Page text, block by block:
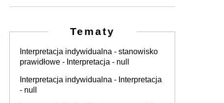
Tematy
Interpretacja indywidualna - stanowisko
prawidłowe - Interpretacja - null
Interpretacja indywidualna - Interpretacja
- null